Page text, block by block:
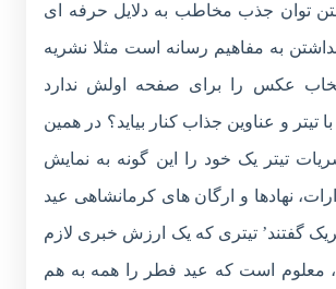
توان جذب مخاطب به دلایل حرفه ای
به مفاهیم رسانه است مثلا نشریه
عکس را برای صفحه اولش ندارد
تیتر و عناوین جذاب کنار بیاید؟ در همین
تیتر یک خود را این گونه به نمایش
نهادها و ارگان های کرمانشاهی عید
گفتند’ تیتری که یک ارزش خبری لازم
معلوم است که عید فطر را همه به هم